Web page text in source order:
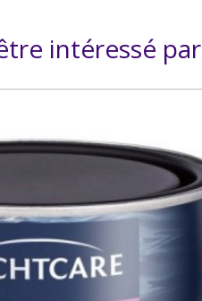
intéressé par